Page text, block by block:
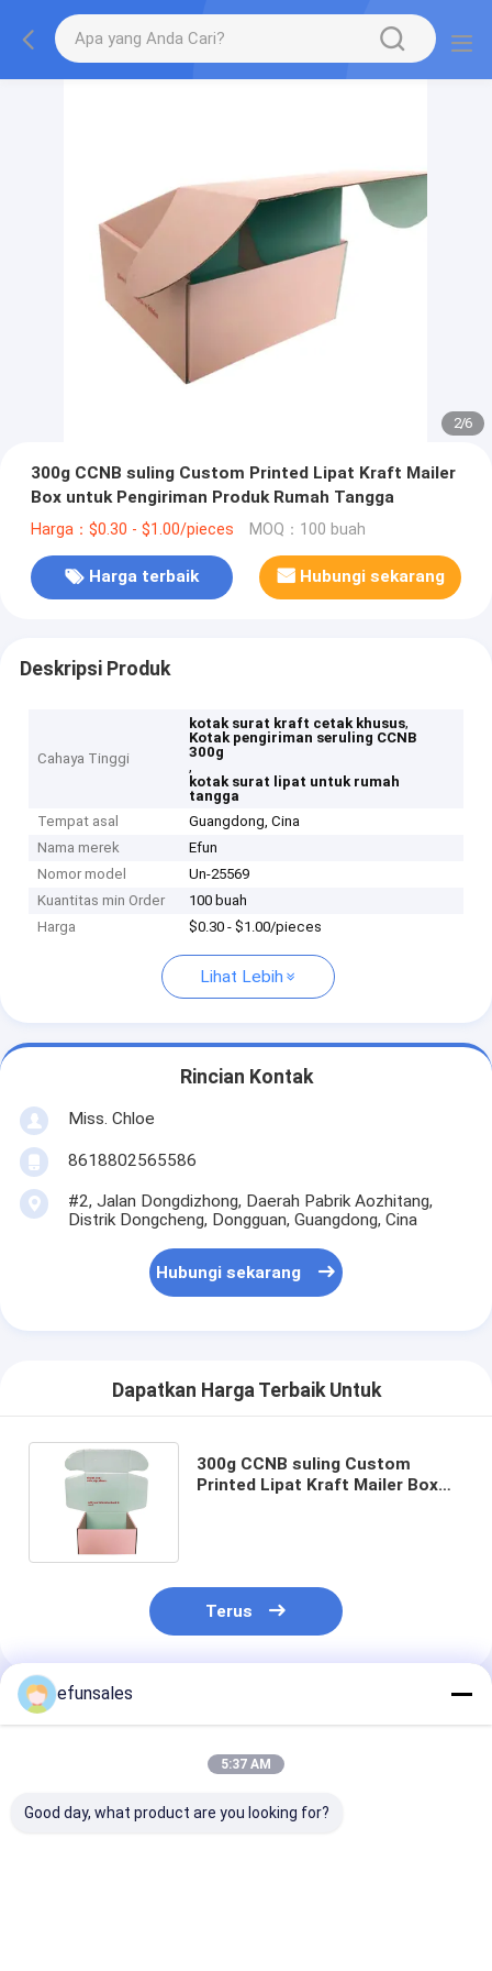
2/6
300g CCNB suling Custom Printed Lipat Kraft Mailer
Box untuk Pengiriman Produk Rumah Tangga
Harga：$0.30 - $1.00/pieces MOQ：100 buah
Harga terbaik Hubungi sekarang
Deskripsi Produk
Cahaya Tinggi
kotak surat kraft cetak khusus,
Kotak pengiriman seruling CCNB
300g
,
kotak surat lipat untuk rumah
tangga
Tempat asal
Guangdong, Cina
Nama merek
Efun
Nomor model
Un-25569
Kuantitas min Order
100 buah
Harga
$0.30 - $1.00/pieces
Lihat Lebih
Rincian Kontak
Miss. Chloe
8618802565586
#2, Jalan Dongdizhong, Daerah Pabrik Aozhitang,
Distrik Dongcheng, Dongguan, Guangdong, Cina
Hubungi sekarang
Dapatkan Harga Terbaik Untuk
300g CCNB suling Custom
Printed Lipat Kraft Mailer Box
Terus
Rekomendasi Produk
efunsales
5:37 AM
Good day, what product are you looking for?